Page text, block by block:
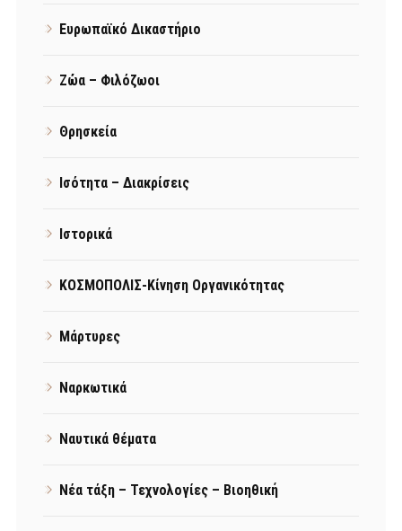
Ευρωπαϊκό Δικαστήριο
Ζώα – Φιλόζωοι
Θρησκεία
Ισότητα – Διακρίσεις
Ιστορικά
ΚΟΣΜΟΠΟΛΙΣ-Κίνηση Οργανικότητας
Μάρτυρες
Ναρκωτικά
Ναυτικά θέματα
Νέα τάξη – Τεχνολογίες – Βιοηθική